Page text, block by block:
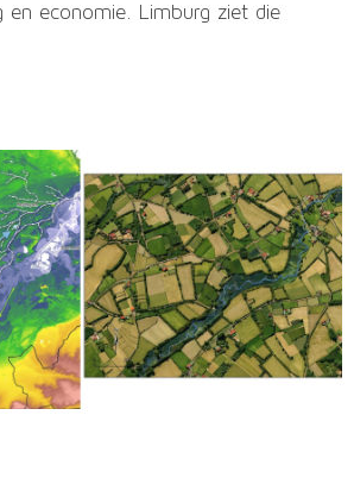
en economie. Limburg ziet die